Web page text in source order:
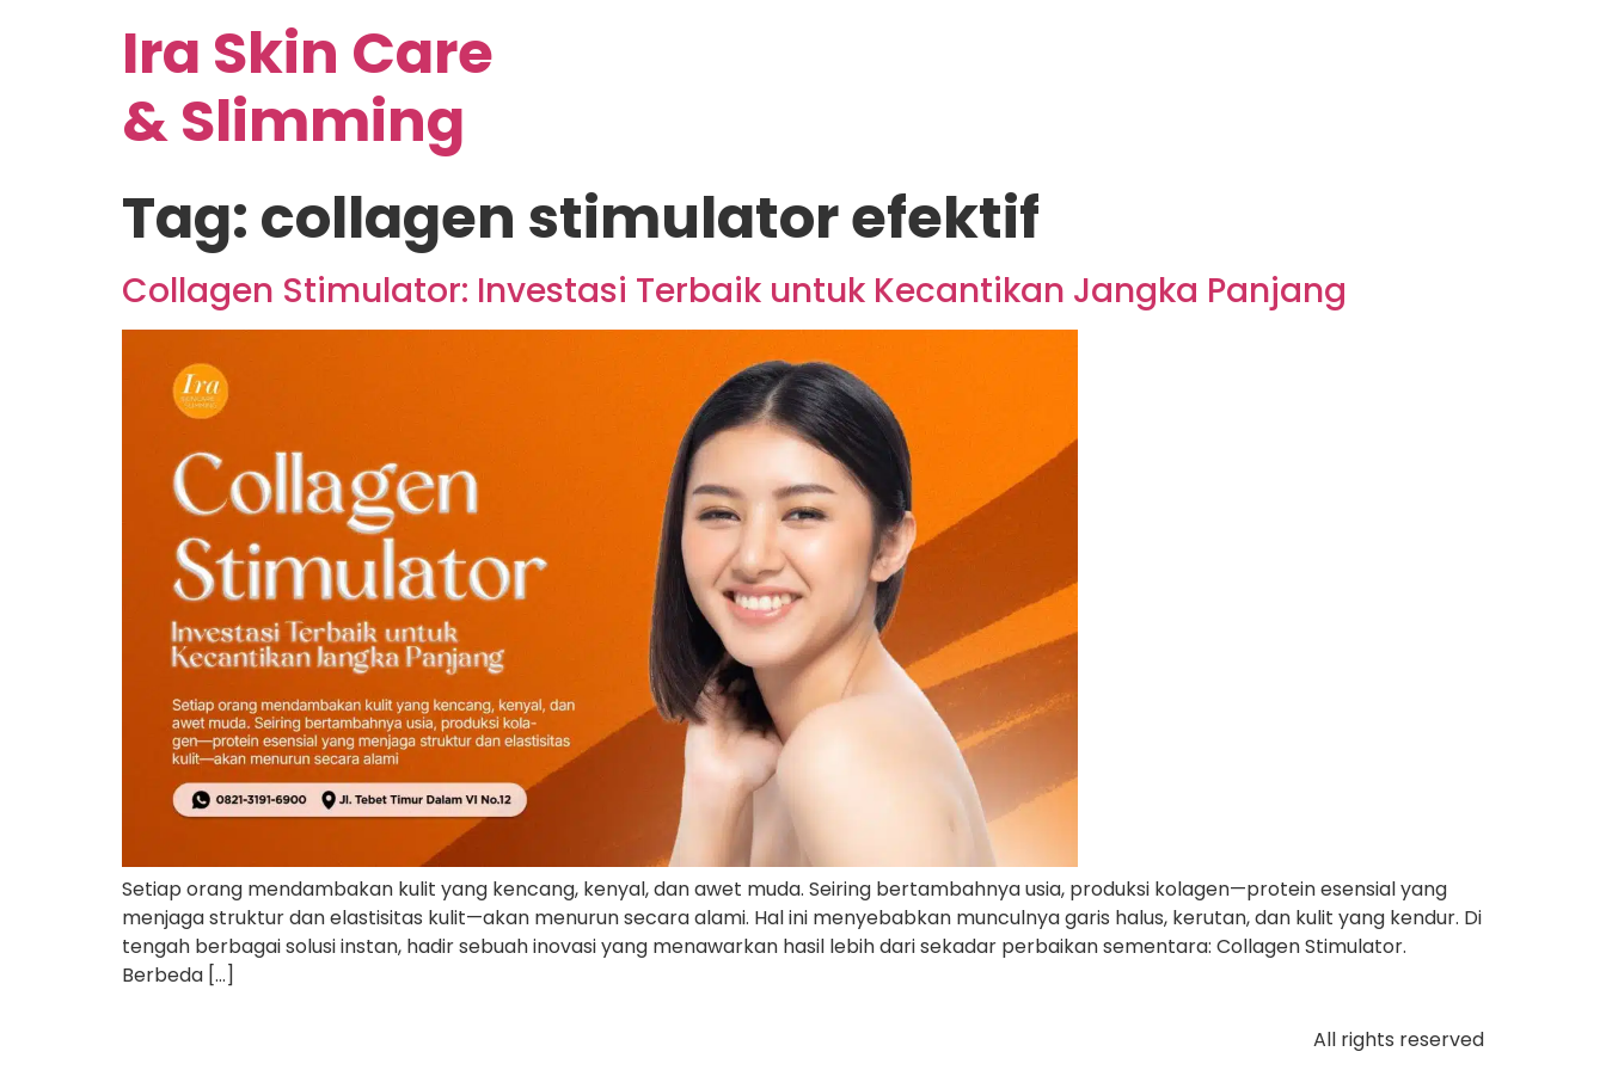
Ira Skin Care
& Slimming
Tag:collagen stimulator efektif
Collagen Stimulator: Investasi Terbaik untuk Kecantikan Jangka Panjang
Setiap orang mendambakan kulit yang kencang, kenyal, dan awet muda. Seiring bertambahnya usia, produksi kolagen—protein esensial yang
menjaga struktur dan elastisitas kulit—akan menurun secara alami. Hal ini menyebabkan munculnya garis halus, kerutan, dan kulit yang kendur. Di
tengah berbagai solusi instan, hadir sebuah inovasi yang menawarkan hasil lebih dari sekadar perbaikan sementara: Collagen Stimulator.
Berbeda […]
All rights reserved